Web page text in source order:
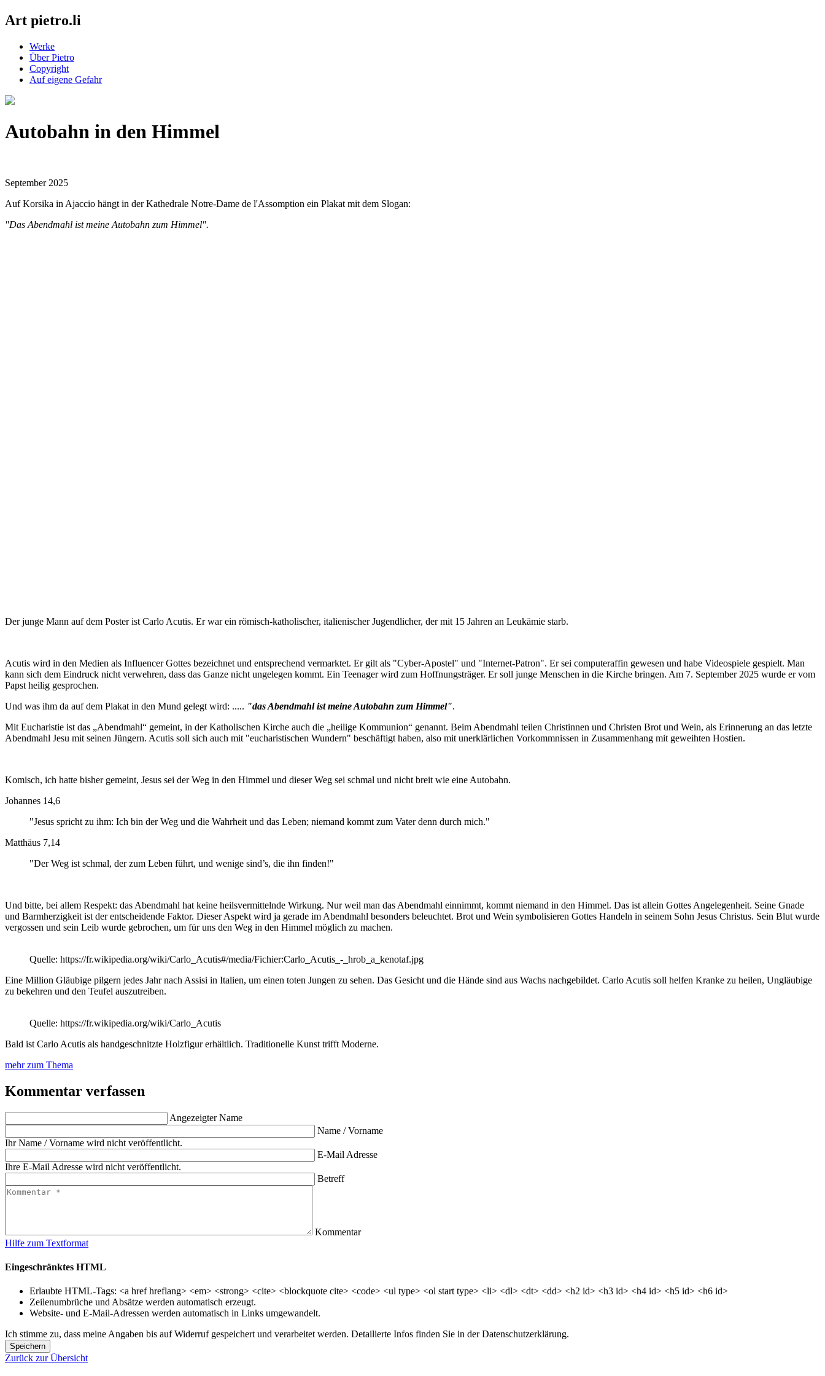
Art pietro.li
Werke
Über Pietro
Copyright
Auf eigene Gefahr
Autobahn in den Himmel
September 2025
Auf Korsika in Ajaccio hängt in der Kathedrale Notre-Dame de l'Assomption ein Plakat mit dem Slogan:
"Das Abendmahl ist meine Autobahn zum Himmel".
Der junge Mann auf dem Poster ist Carlo Acutis. Er war ein römisch-katholischer, italienischer Jugendlicher, der mit 15 Jahren an Leukämie starb.
Acutis wird in den Medien als Influencer Gottes bezeichnet und entsprechend vermarktet. Er gilt als "Cyber-Apostel" und "Internet-Patron". Er sei computeraffin gewesen und habe Videospiele gespielt. Man
kann sich dem Eindruck nicht verwehren, dass das Ganze nicht ungelegen kommt. Ein Teenager wird zum Hoffnungsträger. Er soll junge Menschen in die Kirche bringen. Am 7. September 2025 wurde er vom
Papst heilig gesprochen.
Und was ihm da auf dem Plakat in den Mund gelegt wird: ..... "das Abendmahl ist meine Autobahn zum Himmel".
Mit Eucharistie ist das „Abendmahl“ gemeint, in der Katholischen Kirche auch die „heilige Kommunion“ genannt. Beim Abendmahl teilen Christinnen und Christen Brot und Wein, als Erinnerung an das letzte
Abendmahl Jesu mit seinen Jüngern. Acutis soll sich auch mit "eucharistischen Wundern" beschäftigt haben, also mit unerklärlichen Vorkommnissen in Zusammenhang mit geweihten Hostien.
Komisch, ich hatte bisher gemeint, Jesus sei der Weg in den Himmel und dieser Weg sei schmal und nicht breit wie eine Autobahn.
Johannes 14,6
"Jesus spricht zu ihm: Ich bin der Weg und die Wahrheit und das Leben; niemand kommt zum Vater denn durch mich."
Matthäus 7,14
"Der Weg ist schmal, der zum Leben führt, und wenige sind’s, die ihn finden!"
Und bitte, bei allem Respekt: das Abendmahl hat keine heilsvermittelnde Wirkung. Nur weil man das Abendmahl einnimmt, kommt niemand in den Himmel. Das ist allein Gottes Angelegenheit. Seine Gnade
und Barmherzigkeit ist der entscheidende Faktor. Dieser Aspekt wird ja gerade im Abendmahl besonders beleuchtet. Brot und Wein symbolisieren Gottes Handeln in seinem Sohn Jesus Christus. Sein Blut wurde
vergossen und sein Leib wurde gebrochen, um für uns den Weg in den Himmel möglich zu machen.
Quelle: https://fr.wikipedia.org/wiki/Carlo_Acutis#/media/Fichier:Carlo_Acutis_-_hrob_a_kenotaf.jpg
Eine Million Gläubige pilgern jedes Jahr nach Assisi in Italien, um einen toten Jungen zu sehen. Das Gesicht und die Hände sind aus Wachs nachgebildet. Carlo Acutis soll helfen Kranke zu heilen, Ungläubige
zu bekehren und den Teufel auszutreiben.
Quelle: https://fr.wikipedia.org/wiki/Carlo_Acutis
Bald ist Carlo Acutis als handgeschnitzte Holzfigur erhältlich. Traditionelle Kunst trifft Moderne.
mehr zum Thema
Kommentar verfassen
Angezeigter Name
Name / Vorname
Ihr Name / Vorname wird nicht veröffentlicht.
E-Mail Adresse
Ihre E-Mail Adresse wird nicht veröffentlicht.
Betreff
Kommentar
Hilfe zum Textformat
Eingeschränktes HTML
Erlaubte HTML-Tags: <a href hreflang> <em> <strong> <cite> <blockquote cite> <code> <ul type> <ol start type> <li> <dl> <dt> <dd> <h2 id> <h3 id> <h4 id> <h5 id> <h6 id>
Zeilenumbrüche und Absätze werden automatisch erzeugt.
Website- und E-Mail-Adressen werden automatisch in Links umgewandelt.
Ich stimme zu, dass meine Angaben bis auf Widerruf gespeichert und verarbeitet werden. Detailierte Infos finden Sie in der Datenschutzerklärung.
Speichern
Zurück zur Übersicht